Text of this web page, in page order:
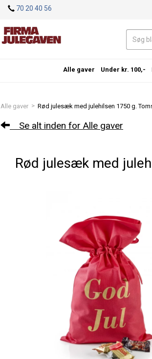
Alle gaver > Rød julesæk med julehilsen 1750 g.
Se alt inden for Alle gaver
Rød julesæk med
70 20 40 56
Alle gaver Under kr. 100,-